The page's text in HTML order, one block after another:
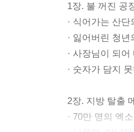
1장. 불 꺼진 공
· 식어가는 산
· 잃어버린 청년
· 사장님이 되
· 숫자가 담지
2장. 지방 탈출
· 70만 명의 엑